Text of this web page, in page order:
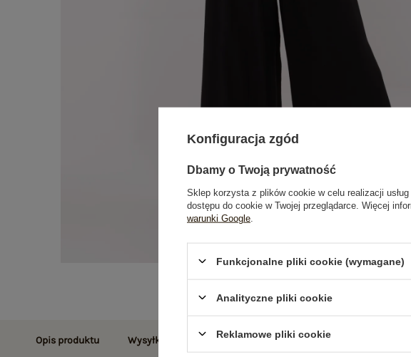
Opis produktu Wysyłka i dostawa Zwroty i reklamacje
Konfiguracja zgód
Dbamy o Twoją prywatność
Sklep korzysta z plików cookie w celu realizacji usług
dostępu do cookie w Twojej przeglądarce. Więcej
warunki Google
Funkcjonalne pliki cookie (wymagane)
Analityczne pliki cookie
Reklamowe pliki cookie